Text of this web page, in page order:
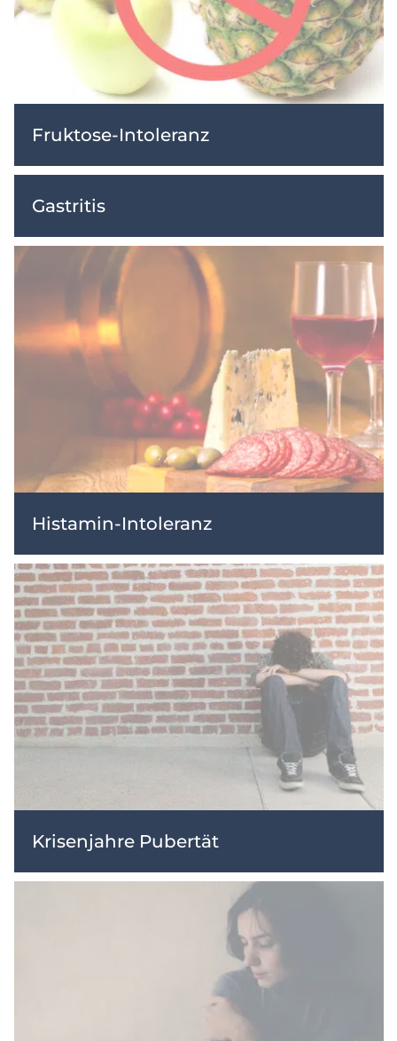
Fruktose-Intoleranz
Gastritis
Histamin-Intoleranz
Krisenjahre Pubertät